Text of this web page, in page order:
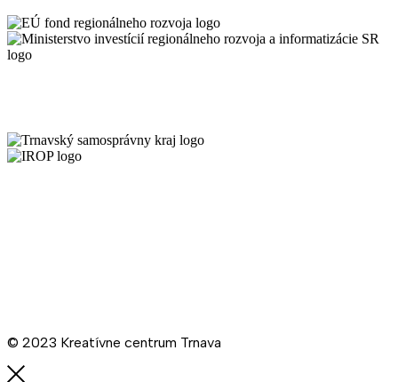
© 2023 Kreatívne centrum Trnava